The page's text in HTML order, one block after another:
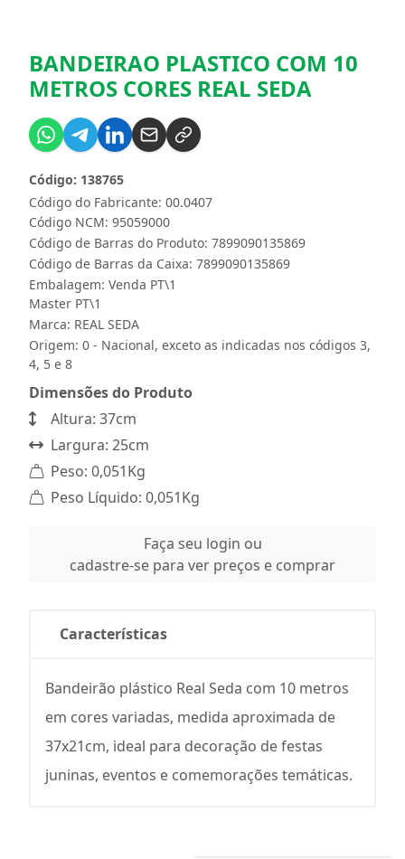
BANDEIRAO PLASTICO COM 10
METROS CORES REAL SEDA
Código do Fabricante: 00.0407
Código: 138765
Código NCM: 95059000
Código de Barras do Produto: 7899090135869
Código de Barras da Caixa: 7899090135869
Embalagem: Venda PT\1
Master PT\1
Marca: REAL SEDA
Origem: 0 - Nacional, exceto as indicadas nos códigos 3,
4, 5 e 8
Dimensões do Produto
Altura: 37cm
Largura: 25cm
Peso: 0,051Kg
Peso Líquido: 0,051Kg
Faça seu login ou
cadastre-se para ver preços e comprar
Características
Bandeirão plástico Real Seda com 10 metros
em cores variadas, medida aproximada de
37x21cm, ideal para decoração de festas
juninas, eventos e comemorações temáticas.